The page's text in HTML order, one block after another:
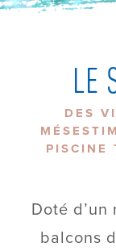
LE
DES
PISCINE
Doté
balcons